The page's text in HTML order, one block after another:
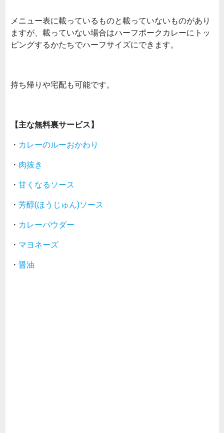
メニュー表に載っているものと載っていないものがあり
ますが、載っていない場合はハーフポークカレーにトッ
ピングするかたちでハーフサイズにできます。
持ち帰りや宅配も可能です。
【主な無料裏サービス】
・ カレーのルーおかわり
・ 肉抜き
・ 甘くなるソース
・ 芳醇(ほうじゅん)ソース
・ カレーパウダー
・ マヨネーズ
・ 醤油